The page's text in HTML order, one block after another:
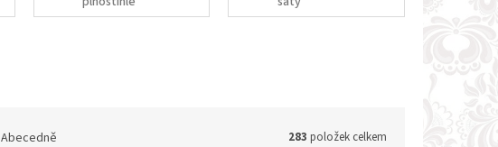
Abecedně 283 položek celkem